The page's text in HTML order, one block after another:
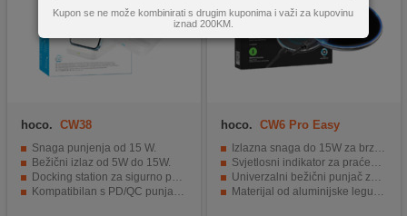
Kupon se ne može kombinirati s drugim kuponima i važi za kupovinu
iznad 200KM.
hoco. CW38
Snaga punjenja od 15 W.
Bežični izlaz od 5W do 15W.
Docking station za sigurno punjenje.
Kompatibilan s PD/QC punjačima.
hoco. CW6 Pro Easy
Izlazna snaga do 15W za brzo punjenje
Svjetlosni indikator za praćenje statusa punjenja
Univerzalni bežični punjač za smartfone i slušalice
Materijal od aluminijske legure za trajnost i otpornost na ogrebotine